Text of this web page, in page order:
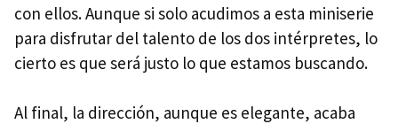
con ellos. Aunque si solo acudimos a esta miniserie
para disfrutar del talento de los dos intérpretes, lo
cierto es que será justo lo que estamos buscando.
Al final, la dirección, aunque es elegante, acaba